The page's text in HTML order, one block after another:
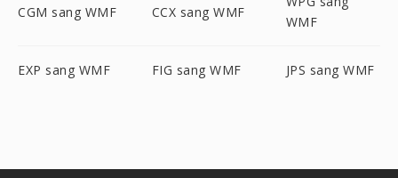
CGM sang WMF CCX sang WMF
WMF
EXP sang WMF FIG sang WMF JPS sang WMF